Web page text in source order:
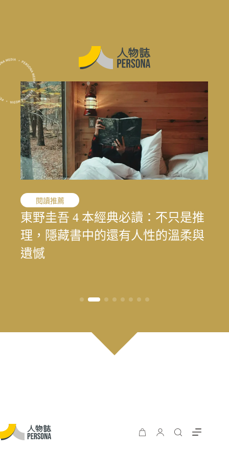
花蓮震後專題
結合地方創生與文化生態的永續旅
遊 重塑花蓮觀光新模式
職人精神
「我的課題不是變成女人，而是成
為我喜歡的自己」——最美律師樂
樂（陳漢章）的 40 年修課
閱讀推薦
東野圭吾 4 本經典必讀：不只是推
理，隱藏書中的還有人性的溫柔與
遺憾
敘事醫學
寫下病房裡沒說出口的心情：林口
長庚醫院兒童過敏氣喘風溼科主治
醫師林思偕，談書寫與渴望被理解
職人精神
文史收藏家劉國煒，在泛黃文史資
料中，續留臺灣樂壇過往風華
演藝人生
一雙鼓棒敲過一甲子，「台灣鼓
王」黃瑞豐見證臺灣主流音樂的時
代更迭
媒體先鋒
王小棣：從問題學生到臺灣影視推
手，始終相信人的可能
花蓮震後專題
太魯閣按下暫停鍵後，花蓮觀光何
時再現榮景？震後兩年，觀光與永
續發展的轉型考題
花蓮震後專題
結合地方創生與文化生態的永續旅
遊 重塑花蓮觀光新模式
職人精神
「我的課題不是變成女人，而是成
為我喜歡的自己」——最美律師樂
樂（陳漢章）的 40 年修課